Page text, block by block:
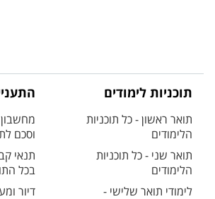
תוכניות לימודים
תואר ראשון - כל תוכניות
הלימודים
תואר שני - כל תוכניות
הלימודים
לימודי תואר שלישי -
וסכם
תנאי
בכל
דיור